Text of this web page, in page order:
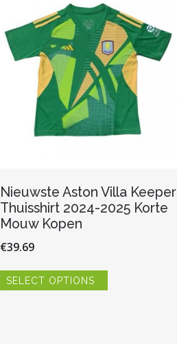
Nieuwste Aston Villa Keeper
Thuisshirt 2024-2025 Korte
Mouw Kopen
€39.69
SELECT OPTIONS